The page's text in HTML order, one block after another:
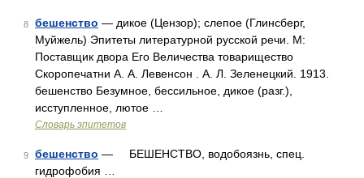
8 бешенство — дикое (Цензор); слепое (Глинсберг,
Муйжель) Эпитеты литературной русской речи. М:
Поставщик двора Его Величества товарищество
Скоропечатни А. А. Левенсон . А. Л. Зеленецкий. 1913.
бешенство Безумное, бессильное, дикое (разг.),
исступленное, лютое …
Словарь эпитетов
9 бешенство — БЕШЕНСТВО, водобоязнь, спец.
гидрофобия …